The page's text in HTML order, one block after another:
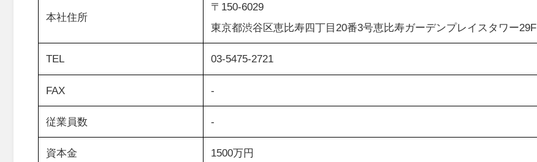
本社住所
〒150-6029
東京都渋谷区恵比寿四丁目20番3号恵比寿ガーデンプレイスタワー29F
TEL 03-5475-2721
FAX -
従業員数 -
資本金 1500万円